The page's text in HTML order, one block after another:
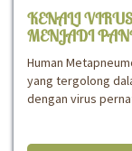
KENALI
MENJADI
Human
yang tergolong
dengan virus